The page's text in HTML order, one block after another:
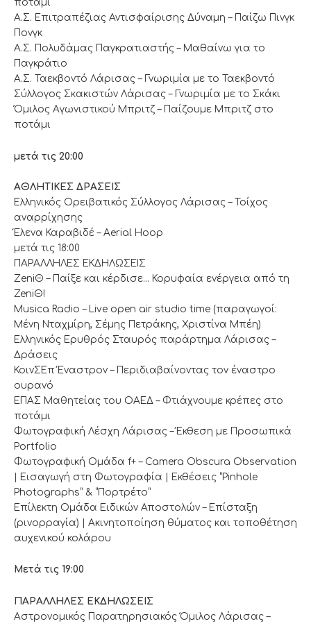
ποτάμι
Α.Σ. Επιτραπέζιας Αντισφαίρισης Δύναμη – Παίζω Πινγκ
Πονγκ
Α.Σ. Πολυδάμας Παγκρατιαστής – Μαθαίνω για το
Παγκράτιο
Α.Σ. Ταεκβοντό Λάρισας – Γνωριμία με το Ταεκβοντό
Σύλλογος Σκακιστών Λάρισας – Γνωριμία με το Σκάκι
Όμιλος Αγωνιστικού Μπριτζ – Παίζουμε Μπριτζ στο
ποτάμι
μετά τις 20:00
ΑΘΛΗΤΙΚΕΣ ΔΡΑΣΕΙΣ
Ελληνικός Ορειβατικός Σύλλογος Λάρισας – Τοίχος
αναρρίχησης
Έλενα Καραβιδέ – Aerial Hoop
μετά τις 18:00
ΠΑΡΑΛΛΗΛΕΣ ΕΚΔΗΛΩΣΕΙΣ
ΖeniΘ – Παίξε και κέρδισε… Κορυφαία ενέργεια από τη
ZeniΘ!
Musica Radio – Live open air studio time (παραγωγοί:
Μένη Νταχμίρη, Σέμης Πετράκης, Χριστίνα Μπέη)
Ελληνικός Ερυθρός Σταυρός παράρτημα Λάρισας –
Δράσεις
ΚοινΣΕπ Έναστρον – Περιδιαβαίνοντας τον έναστρο
ουρανό
ΕΠΑΣ Μαθητείας του ΟΑΕΔ – Φτιάχνουμε κρέπες στο
ποτάμι
Φωτογραφική Λέσχη Λάρισας – Έκθεση με Προσωπικά
Portfolio
Φωτογραφική Ομάδα f+ – Camera Obscura Οbservation
| Εισαγωγή στη Φωτογραφία | Εκθέσεις “Pinhole
Photographs” & “Πορτρέτο”
Επίλεκτη Ομάδα Ειδικών Αποστολών – Επίσταξη
(ρινορραγία) | Ακινητοποίηση θύματος και τοποθέτηση
αυχενικού κολάρου
Μετά τις 19:00
ΠΑΡΑΛΛΗΛΕΣ ΕΚΔΗΛΩΣΕΙΣ
Αστρονομικός Παρατηρησιακός Όμιλος Λάρισας –